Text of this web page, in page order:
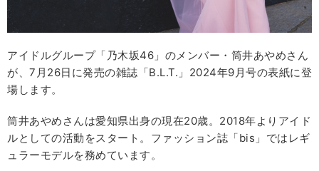
アイドルグループ「乃木坂46」のメンバー・筒井あやめさん
が、7月26日に発売の雑誌「B.L.T.」2024年9月号の表紙に登
場します。
筒井あやめさんは愛知県出身の現在20歳。2018年よりアイド
ルとしての活動をスタート。ファッション誌「bis」ではレギ
ュラーモデルを務めています。